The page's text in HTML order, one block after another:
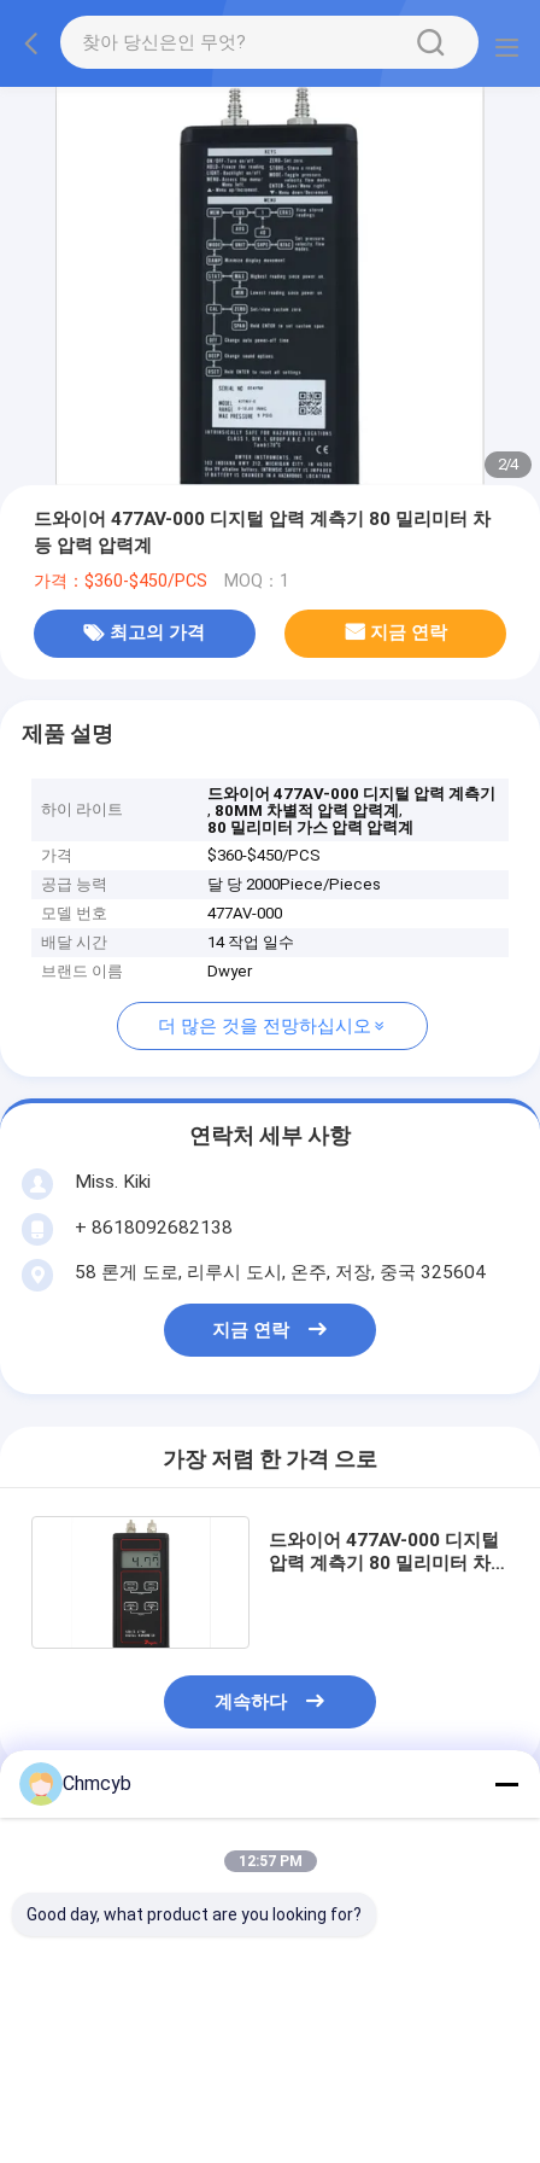
2/4
드와이어 477AV-000 디지털 압력 계측기 80 밀리미터 차
등 압력 압력계
가격：$360-$450/PCS MOQ：1
최고의 가격 지금 연락
제품 설명
하이 라이트
드와이어 477AV-000 디지털 압력 계측기
, 80MM 차별적 압력 압력계,
80 밀리미터 가스 압력 압력계
가격
$360-$450/PCS
공급 능력
달 당 2000Piece/Pieces
모델 번호
477AV-000
배달 시간
14 작업 일수
브랜드 이름
Dwyer
더 많은 것을 전망하십시오
연락처 세부 사항
Miss. Kiki
+ 8618092682138
58 론게 도로, 리루시 도시, 온주, 저장, 중국 325604
지금 연락
가장 저렴 한 가격 으로
드와이어 477AV-000 디지털
압력 계측기 80 밀리미터 차
계속하다
추천된 제품
Chmcyb
12:57 PM
Good day, what product are you looking for?